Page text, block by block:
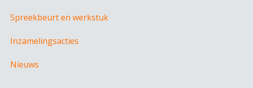
Spreekbeurt en werkstuk
Inzamelingsacties
Nieuws